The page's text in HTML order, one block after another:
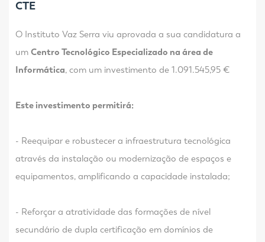
CTE
O Instituto Vaz Serra viu aprovada a sua candidatura a
um Centro Tecnológico Especializado na área de
Informática, com um investimento de 1.091.545,95 €
Este investimento permitirá:
- Reequipar e robustecer a infraestrutura tecnológica
através da instalação ou modernização de espaços e
equipamentos, amplificando a capacidade instalada;
- Reforçar a atratividade das formações de nível
secundário de dupla certificação em domínios de